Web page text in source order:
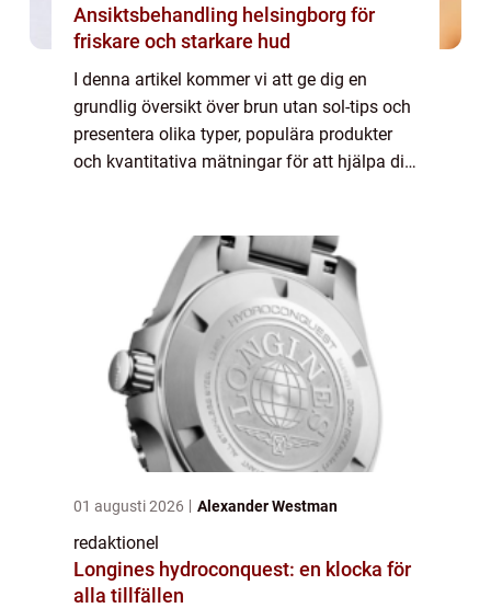
Ansiktsbehandling helsingborg för
friskare och starkare hud
I denna artikel kommer vi att ge dig en
grundlig översikt över brun utan sol-tips och
presentera olika typer, populära produkter
och kvantitativa mätningar för att hjälpa dig
01 augusti 2026 Alexander Westman
redaktionel
Longines hydroconquest: en klocka för
alla tillfällen